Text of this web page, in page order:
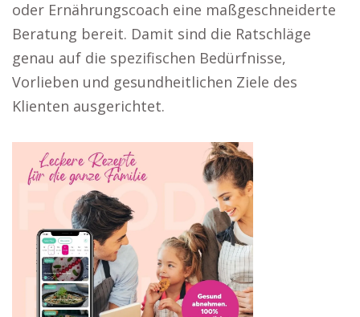
oder Ernährungscoach eine maßgeschneiderte
Beratung bereit. Damit sind die Ratschläge
genau auf die spezifischen Bedürfnisse,
Vorlieben und gesundheitlichen Ziele des
Klienten ausgerichtet.